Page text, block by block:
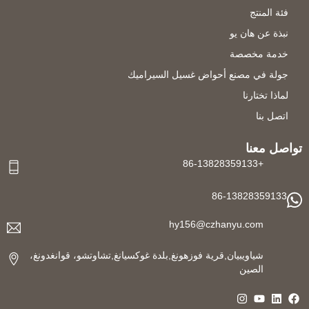
فئة المنتج
نبذة عن هان يو
خدمة مخصصة
جولة في مصنع أحواض غسيل السيراميك
لماذا تختارنا
اتصل بنا
تواصل معنا
+86-13828359133
86-13828359133
hy156@czhanyu.com
شياويبيان,قرية فوزهونغ,بلدة غوكسيانغ,تشاوتشو، قوانغدونغ،
الصين